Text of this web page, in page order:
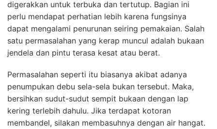
digerakkan untuk terbuka dan tertutup. Bagian ini
perlu mendapat perhatian lebih karena fungsinya
dapat mengalami penurunan seiring pemakaian. Salah
satu permasalahan yang kerap muncul adalah bukaan
jendela dan pintu terasa kesat atau berat.
Permasalahan seperti itu biasanya akibat adanya
penumpukan debu sela-sela bukan tersebut. Maka,
bersihkan sudut-sudut sempit bukaan dengan lap
kering terlebih dahulu. Jika terdapat kotoran
membandel, silakan membasuhnya dengan air hangat.